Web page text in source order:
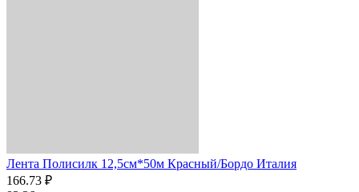
Лента Полисилк 12,5см*50м Красный/Бордо Италия
166.73 ₽